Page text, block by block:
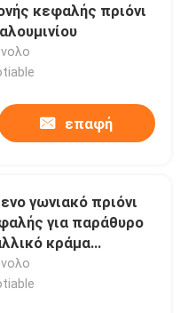
κεφαλής πριόνι
επαφή
γωνιακό πριόνι
για παράθυρο
κράμα